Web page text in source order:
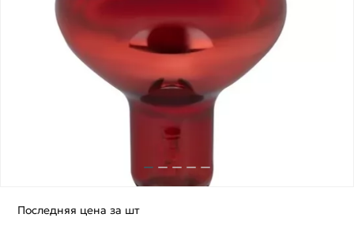
Последняя цена за шт